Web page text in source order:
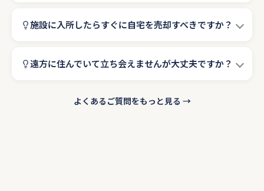
施設に入所したらすぐに自宅を売却すべきですか？
遠方に住んでいて立ち会えませんが大丈夫ですか？
よくあるご質問をもっと見る →